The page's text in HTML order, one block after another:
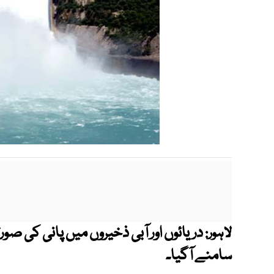
لاہور:دریائوں اور آبی ذخیروں میں پانی کی
سامنے آگیا۔